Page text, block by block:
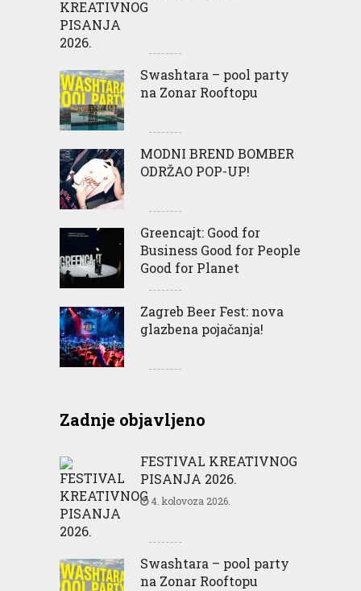
Swashtara – pool party
na Zonar Rooftopu
MODNI BREND BOMBER
ODRŽAO POP-UP!
Greencajt: Good for
Business Good for People
Good for Planet
Zagreb Beer Fest: nova
glazbena pojačanja!
Zadnje objavljeno
FESTIVAL KREATIVNOG
PISANJA 2026.
4. kolovoza 2026.
Swashtara – pool party
na Zonar Rooftopu